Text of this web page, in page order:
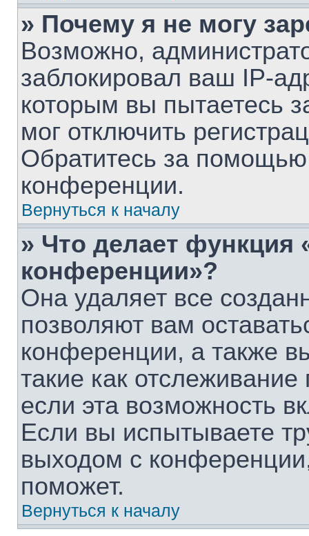
» Почему я не могу
Возможно,
заблокировал ваш IP-
которым вы пытаетесь
мог отключить
Обратитесь за помощью
конференции.
Вернуться к началу
» Что делает функция
конференции»?
Она удаляет все
позволяют вам
конференции, а также
такие как
если эта возможность
Если вы испытываете
выходом с
поможет.
Вернуться к началу